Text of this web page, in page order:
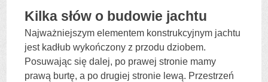
Kilka słów o budowie jachtu
Najważniejszym elementem konstrukcyjnym jachtu
jest kadłub wykończony z przodu dziobem.
Posuwając się dalej, po prawej stronie mamy
prawą burtę, a po drugiej stronie lewą. Przestrzeń